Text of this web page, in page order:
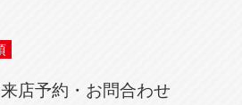
来店予約・お問合わせ